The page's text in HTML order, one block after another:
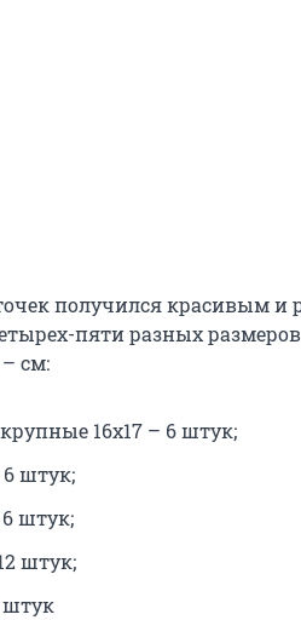
получился красивым и
пяти разных
см:
16х17 – 6 штук;
6 штук;
6 штук;
штук;
штук